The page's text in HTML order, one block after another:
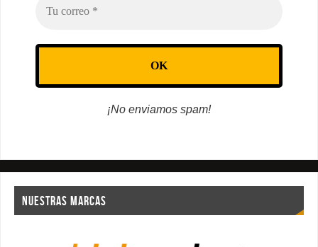
¡No enviamos spam!
NUESTRAS MARCAS